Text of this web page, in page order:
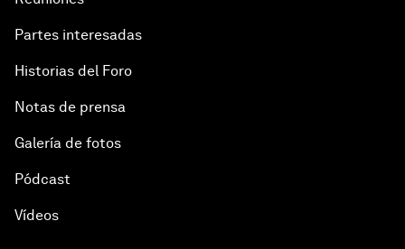
Partes interesadas
Historias del Foro
Notas de prensa
Galería de fotos
Pódcast
Vídeos